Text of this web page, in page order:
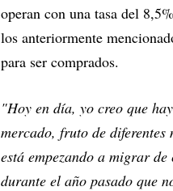
operan con una tasa del
los anteriormente
para ser comprados.
"Hoy en día, yo creo que
mercado, fruto de diferentes
está empezando a migrar
durante el año pasado que